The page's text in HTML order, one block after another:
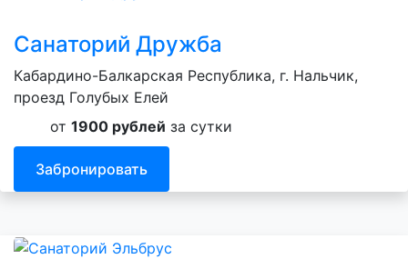
Санаторий Дружба
Кабардино-Балкарская Республика, г. Нальчик,
проезд Голубых Елей
от 1900 рублей за сутки
Забронировать